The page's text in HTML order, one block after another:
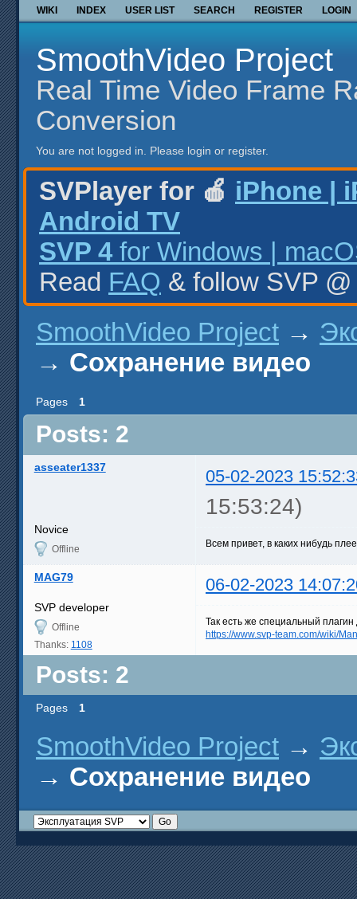
WIKI INDEX USER LIST SEARCH REGISTER LOGIN
SmoothVideo Project
Real Time Video Frame
Conversion
You are not logged in. Please login or register.
SVPlayer for 🍎 iPhone |
Android TV
SVP 4 for Windows |
Read FAQ & follow SVP
SmoothVideo Project →
→ Сохранение видео
Pages 1
Posts: 2
asseater1337 05-02-2023
15:53:24)
Novice
Offline Всем привет, в каких нибудь
MAG79 06-02-2023
SVP developer
Offline
Thanks: 1108
Так есть же специальный плагин
https://www.svp-team.com/wiki/
Posts: 2
Pages 1
SmoothVideo Project →
→ Сохранение видео